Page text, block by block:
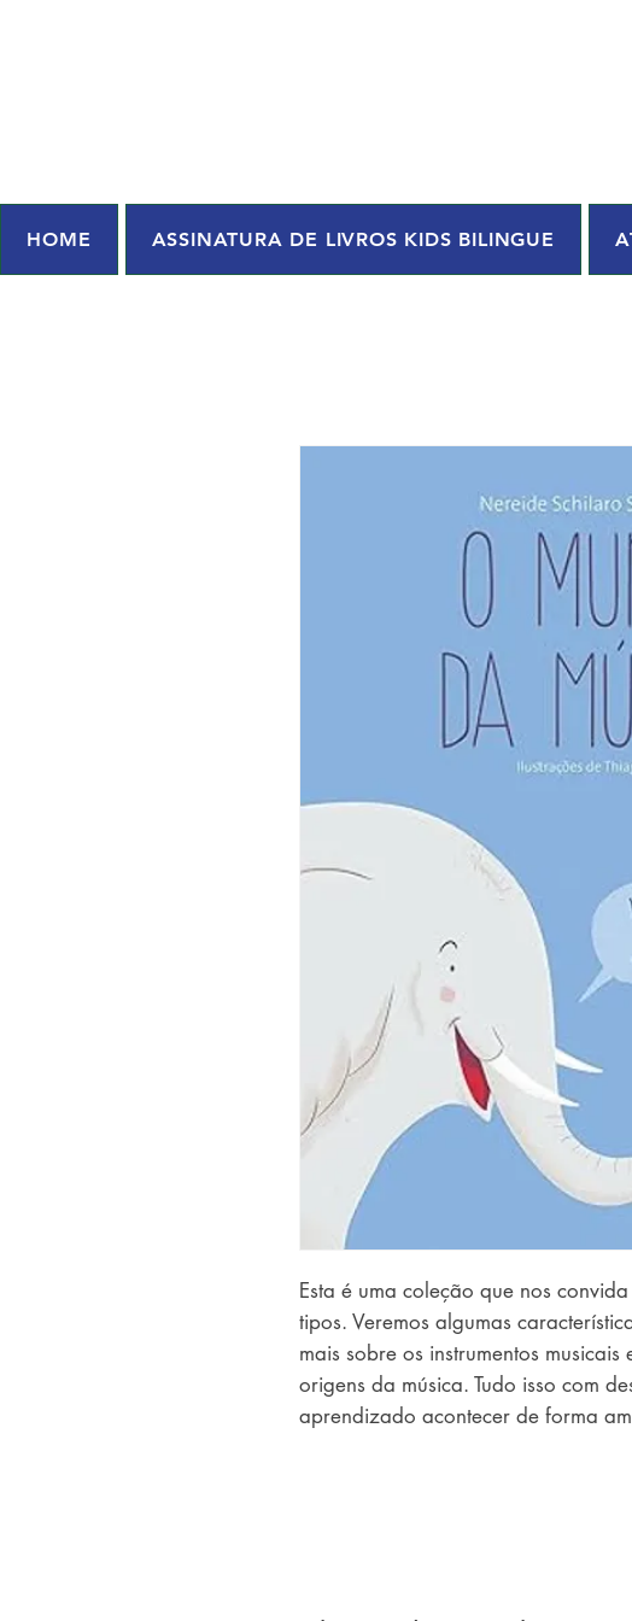
HOME ASSINATURA DE LIVROS KIDS BILINGUE
Esta é uma coleção que nos
tipos. Veremos algumas
mais sobre os instrumentos
origens da música. Tudo isso com
aprendizado acontecer de forma